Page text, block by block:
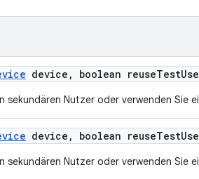
device , boolean reuseTest
sekundären Nutzer oder verwenden Sie
device , boolean reuseTest
sekundären Nutzer oder verwenden Sie